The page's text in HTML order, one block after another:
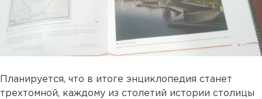
Планируется, что в итоге энциклопедия станет
трехтомной, каждому из столетий истории столицы